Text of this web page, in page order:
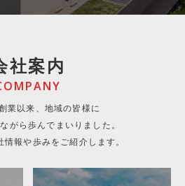
社案内
業以来、地域の皆様に
がら歩んでまいりました。
報や歩みをご紹介します。